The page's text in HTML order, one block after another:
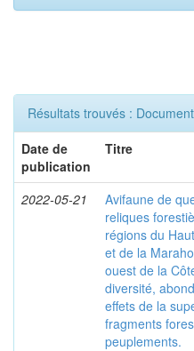
Résultats trouvés :
Date de
publication
Titre
2022-05-21
Avifaune de
reliques
régions du
et de la
ouest de la
diversité,
effets de la
fragments
peuplements.